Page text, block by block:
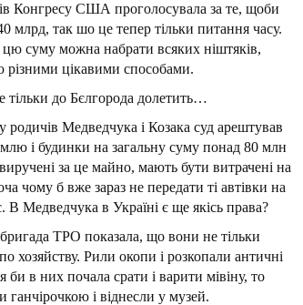
Конгресу США проголосувала за те, щоби
млрд, так шо це тепер тільки питання часу.
цю суму можна набрати всяких ніштяків,
цікавими способами.
до Бєлгорода долетить…
родичів Медведчука і Козака суд арештував
і будинки на загальну суму понад 80 млн
за це майно, мають бути витрачені на
чому б вже зараз не передати ті автівки на
В Медведчука в Україні є ще якісь права?
ТРО показала, що вони не тільки
хозяйству. Рили окопи і розкопали античні
в них почала срати і варити мівіну, то
і віднесли у музей.